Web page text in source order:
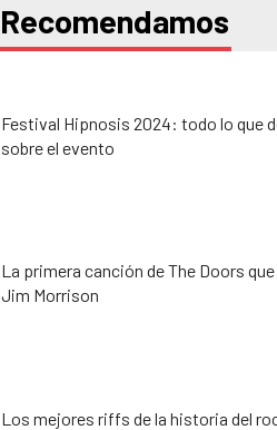
Recomendamos
Festival Hipnosis 2024: todo lo que
sobre el evento
La primera canción de The Doors
Jim Morrison
Los mejores riffs de la historia del